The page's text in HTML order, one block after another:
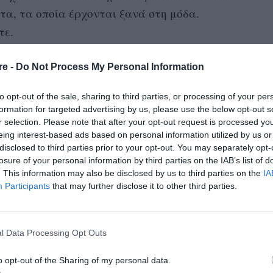
- Do Not Process My Personal Information
opt-out of the sale, sharing to third parties, or processing of your
for targeted advertising by us, please use the below opt-out
selection. Please note that after your opt-out request is processed
interest-based ads based on personal information utilized by us
to third parties prior to your opt-out. You may separately
of your personal information by third parties on the IAB’s list of
This information may also be disclosed by us to third parties on the
Participants that may further disclose it to other third parties.
Data Processing Opt Outs
opt-out of the Sharing of my personal data.
τα οποία έρχονται ξανά στη μόδα.
ανάρτηση στην οποία μιλά ανοιχτά για
ηλικία, αλλά και όσα την οδήγησαν
όλες τις μεθόδους αντισύλληψης.
το θάρρος και τα λόγια της, ενώ
ευχαριστούν, διότι παίρνουν δύναμη για
η ίδια γράφει:
«Δεν έχετε για τίποτα να
Είναι δικαίωμα σας.Κανείς δεν
ενός άλλου ατόμου για να σώσει μια
κι αν αυτό είναι νεκρό. Γιατί, λοιπόν, μια
χρησιμοποιείται για να σώσει τη ζωή